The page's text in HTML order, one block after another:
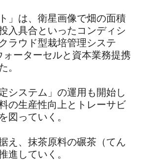
」は、衛星画像で畑の面積
入具合といったコンディシ
ラウド型栽培管理システ
ーターセルと資本業務提携
。
システム」の運用も開始し
の生産性向上とトレーサビ
図っていく。
え、抹茶原料の碾茶（てん
進していく。